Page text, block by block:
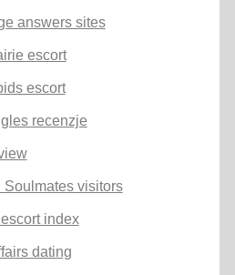
answers sites
escort
escort
recenzje
Soulmates visitors
index
dating